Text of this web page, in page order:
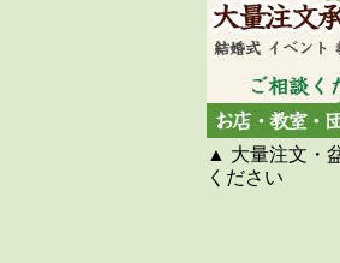
▲ 大量注文・
ください